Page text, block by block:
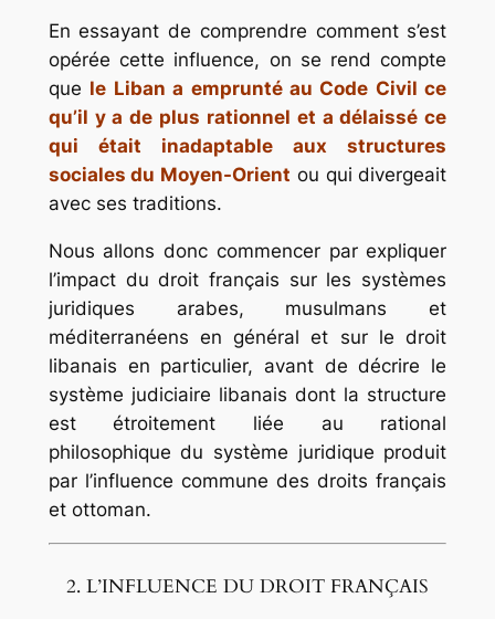
En essayant de comprendre comment s’est
opérée cette influence, on se rend compte
que le Liban a emprunté au Code Civil ce
qu’il y a de plus rationnel et a délaissé ce
qui était inadaptable aux structures
sociales du Moyen-Orient ou qui divergeait
avec ses traditions.
Nous allons donc commencer par expliquer
l’impact du droit français sur les systèmes
juridiques arabes, musulmans et
méditerranéens en général et sur le droit
libanais en particulier, avant de décrire le
système judiciaire libanais dont la structure
est étroitement liée au rational
philosophique du système juridique produit
par l’influence commune des droits français
et ottoman.
2. L’INFLUENCE DU DROIT FRANÇAIS